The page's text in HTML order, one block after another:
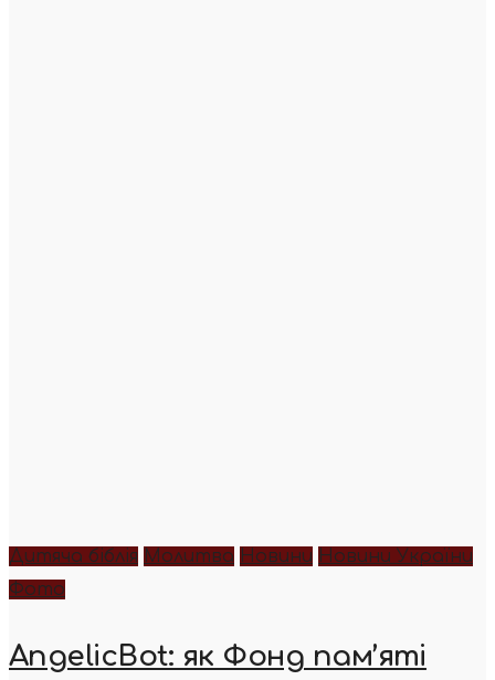
Дитяча біблія Молитва Новини Новини України
Фото
AngelicBot: як Фонд пам’яті